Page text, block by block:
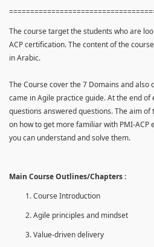
The course target the students who are
ACP certification. The content of the
in Arabic.
The Course cover the 7 Domains and
came in Agile practice guide. At the end
questions answered questions. The aim
on how to get more familiar with PMI-ACP
you can understand and solve them.
Main Course Outlines/Chapters :
Course Introduction
Agile principles and mindset
Value-driven delivery